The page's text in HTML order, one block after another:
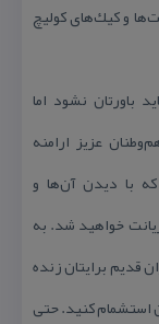
و كیك‌های كولیچ
باورتان نشود اما
عزیز ارامنه
با دیدن آن‌ها و
خواهید شد. به
این كافه، حال و هوای دهه ۳۰ و ۴۰ تهران قدیم برایتان زنده
استشمام كنید. حتی